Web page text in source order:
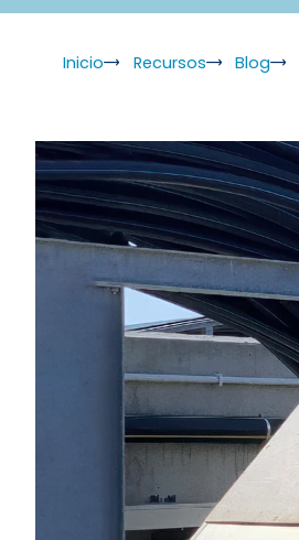
Inicio Recursos Blog